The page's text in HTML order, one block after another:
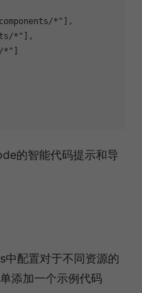
*"
],
*"
],
*"
的智能代码提示和导
配置对于不同资源的
添加一个示例代码